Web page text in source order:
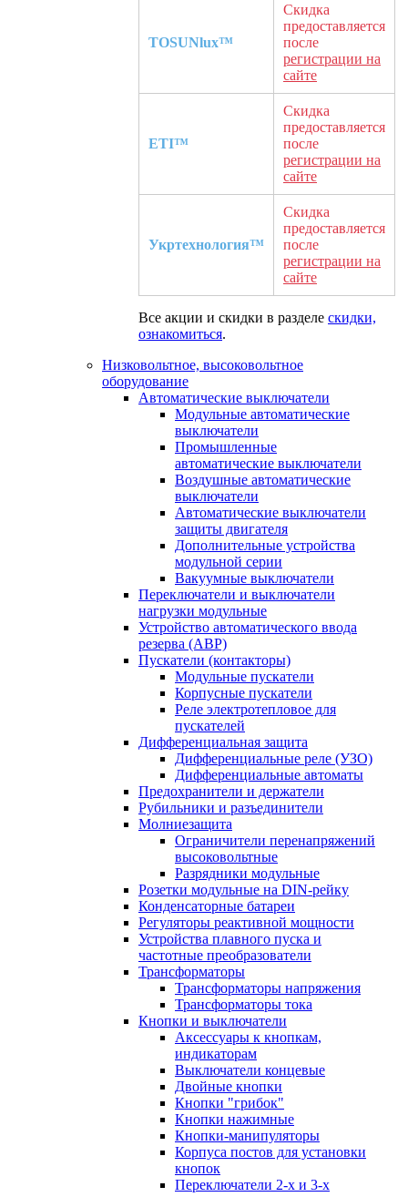
TOSUNlux™
Скидка
предоставляется
после
регистрации на
сайте
ETI™
Скидка
предоставляется
после
регистрации на
сайте
Укртехнология™
Скидка
предоставляется
после
регистрации на
сайте
Все акции и скидки в разделе скидки,
ознакомиться.
Низковольтное, высоковольтное
оборудование
Автоматические выключатели
Модульные автоматические
выключатели
Промышленные
автоматические выключатели
Воздушные автоматические
выключатели
Автоматические выключатели
защиты двигателя
Дополнительные устройства
модульной серии
Вакуумные выключатели
Переключатели и выключатели
нагрузки модульные
Устройство автоматического ввода
резерва (АВР)
Пускатели (контакторы)
Модульные пускатели
Корпусные пускатели
Реле электротепловое для
пускателей
Дифференциальная защита
Дифференциальные реле (УЗО)
Дифференциальные автоматы
Предохранители и держатели
Рубильники и разъединители
Молниезащита
Ограничители перенапряжений
высоковольтные
Разрядники модульные
Розетки модульные на DIN-рейку
Конденсаторные батареи
Регуляторы реактивной мощности
Устройства плавного пуска и
частотные преобразователи
Трансформаторы
Трансформаторы напряжения
Трансформаторы тока
Кнопки и выключатели
Аксессуары к кнопкам,
индикаторам
Выключатели концевые
Двойные кнопки
Кнопки "грибок"
Кнопки нажимные
Кнопки-манипуляторы
Корпуса постов для установки
кнопок
Переключатели 2-х и 3-х